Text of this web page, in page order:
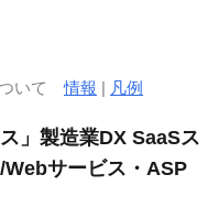
ついて情報 | 凡例
」製造業DX SaaSス
サービス・ASP